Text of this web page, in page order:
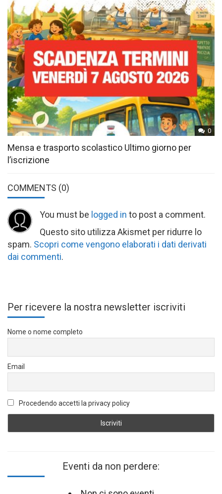
0
Mensa e trasporto scolastico Ultimo giorno per
l’iscrizione
COMMENTS (0)
You must be logged in to post a comment.
Questo sito utilizza Akismet per ridurre lo
spam. Scopri come vengono elaborati i dati derivati
dai commenti.
Per ricevere la nostra newsletter iscriviti
Nome o nome completo
Email
Procedendo accetti la privacy policy
Eventi da non perdere: